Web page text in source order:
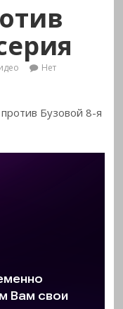
Нет
Бузовой 8-я